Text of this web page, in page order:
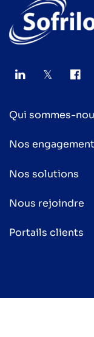
Qui sommes-
Nos
Nos solutions
Nous rejoindre
Portails clients